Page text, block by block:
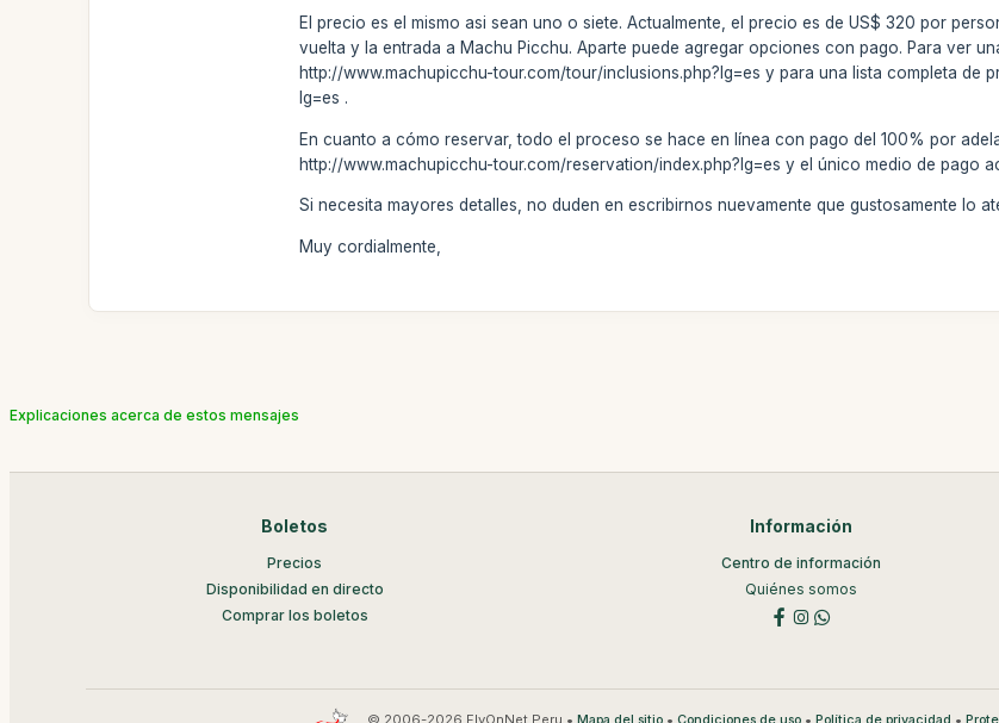
El precio es el mismo asi sean uno o siete. Actualmente, el precio es de US$ 320 por
vuelta y la entrada a Machu Picchu. Aparte puede agregar opciones con pago. Para ver
http://www.machupicchu-tour.com/tour/inclusions.php?lg=es y para una lista completa de
lg=es .
En cuanto a cómo reservar, todo el proceso se hace en línea con pago del 100% por
http://www.machupicchu-tour.com/reservation/index.php?lg=es y el único medio de pago
Si necesita mayores detalles, no duden en escribirnos nuevamente que gustosamente lo
Muy cordialmente,
Explicaciones acerca de estos mensajes
Boletos
Precios
Disponibilidad en directo
Comprar los boletos
Información
Centro de información
Quiénes somos
© 2006-2026 FlyOnNet Peru • • • •